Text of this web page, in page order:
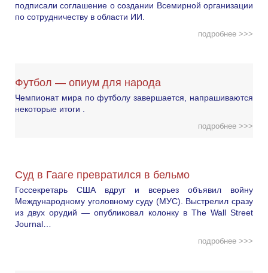
подписали соглашение о создании Всемирной организации
по сотрудничеству в области ИИ.
подробнее >>>
Футбол — опиум для народа
Чемпионат мира по футболу завершается, напрашиваются
некоторые итоги .
подробнее >>>
Суд в Гааге превратился в бельмо
Госсекретарь США вдруг и всерьез объявил войну
Международному уголовному суду (МУС). Выстрелил сразу
из двух орудий — опубликовал колонку в The Wall Street
Journal…
подробнее >>>